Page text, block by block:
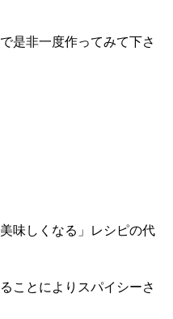
是非一度作ってみて下さ
味しくなる」レシピの代
ことによりスパイシーさ